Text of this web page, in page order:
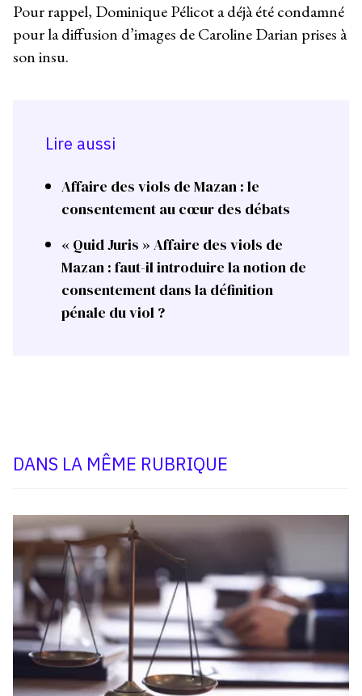
Pour rappel, Dominique Pélicot a déjà été condamné
pour la diffusion d’images de Caroline Darian prises à
son insu.
Lire aussi
Affaire des viols de Mazan : le
consentement au cœur des débats
« Quid Juris » Affaire des viols de
Mazan : faut-il introduire la notion de
consentement dans la définition
pénale du viol ?
DANS LA MÊME RUBRIQUE